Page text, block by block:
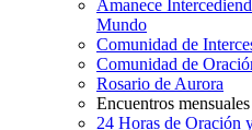
Amanece
Mundo
Comunidad de
Comunidad de
Rosario de Aurora
Encuentros mensuales
24 Horas de Oración